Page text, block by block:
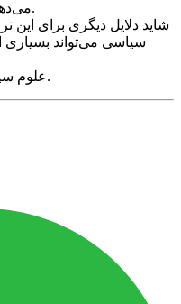
می‌دهند او محصول چه شرایطی بوده است.
شاید دلایل دیگری برای این
سیاسی می‌تواند بسیاری
علوم سیاسی نباید علوم تجربی را نادیده بگیرد.